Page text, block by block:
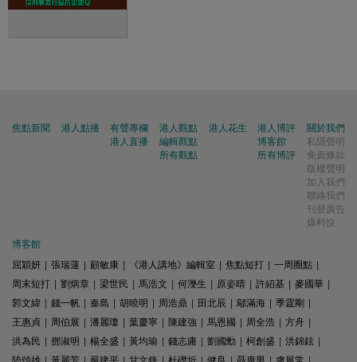
焦點新聞 港人點播
有聲專欄
港人直播
港人觀點
編輯觀點
所有觀點
港人花生
港人博評
博客館
所有博評
關於我們
私隱聲明
免責條款
版權聲明
加入我們
聯絡我們
刊登廣告
爆料快
博客館
屈穎妍 | 張瑞蓮 | 顧敏康 | 《港人講地》編輯室 | 焦點短打 | 一周圈點 |
周末短打 | 劉炳章 | 梁世民 | 馬浩文 | 何濼生 | 原姿晴 | 許紹基 | 麥國華 |
郭文緯 | 錢一帆 | 秦島 | 胡曉明 | 周浩鼎 | 田北辰 | 鄔滿海 | 季霆剛 |
王惠貞 | 周伯展 | 潘麗瓊 | 葉慶寧 | 陳建強 | 馬恩國 | 周全浩 | 方舟 |
洪為民 | 鄧淑明 | 楊全盛 | 黃均瑜 | 錢志庸 | 劉國勳 | 柯創盛 | 洪錦鉉 |